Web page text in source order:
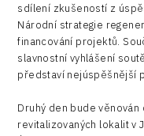
sdílení zkušeností z
Národní strategie
financování projektů.
slavnostní vyhlášení
představí nejúspěšnější
Druhý den bude
revitalizovaných lokalit v